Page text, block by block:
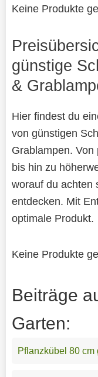
Keine Produkte
günstige
&
Hier findest du
von günstigen
Grablampen.
bis hin zu
worauf du achten
entdecken. Mit
optimale Produkt.
Keine Produkte
Beiträge
Garten:
Pflanzkübel 80 cm